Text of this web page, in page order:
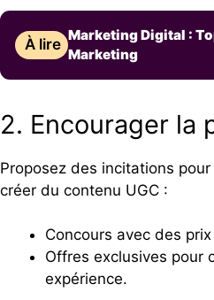
À lire
Marketing Digital :
Marketing
2. Encourager la
Proposez des incitations
créer du contenu UGC :
Concours avec des
Offres exclusives pour
expérience.